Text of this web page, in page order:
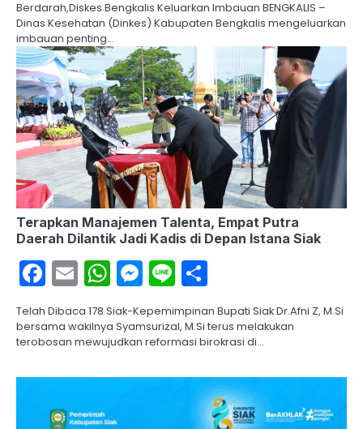
Berdarah,Diskes Bengkalis Keluarkan Imbauan BENGKALIS –
Dinas Kesehatan (Dinkes) Kabupaten Bengkalis mengeluarkan
imbauan penting…
Terapkan Manajemen Talenta, Empat Putra
Daerah Dilantik Jadi Kadis di Depan Istana Siak
Facebook
EmailWhatsApp
Messenger
Line
Telah Dibaca 178 Siak-Kepemimpinan Bupati Siak Dr.Afni Z, M.Si
bersama wakilnya Syamsurizal, M.Si terus melakukan
terobosan mewujudkan reformasi birokrasi di…